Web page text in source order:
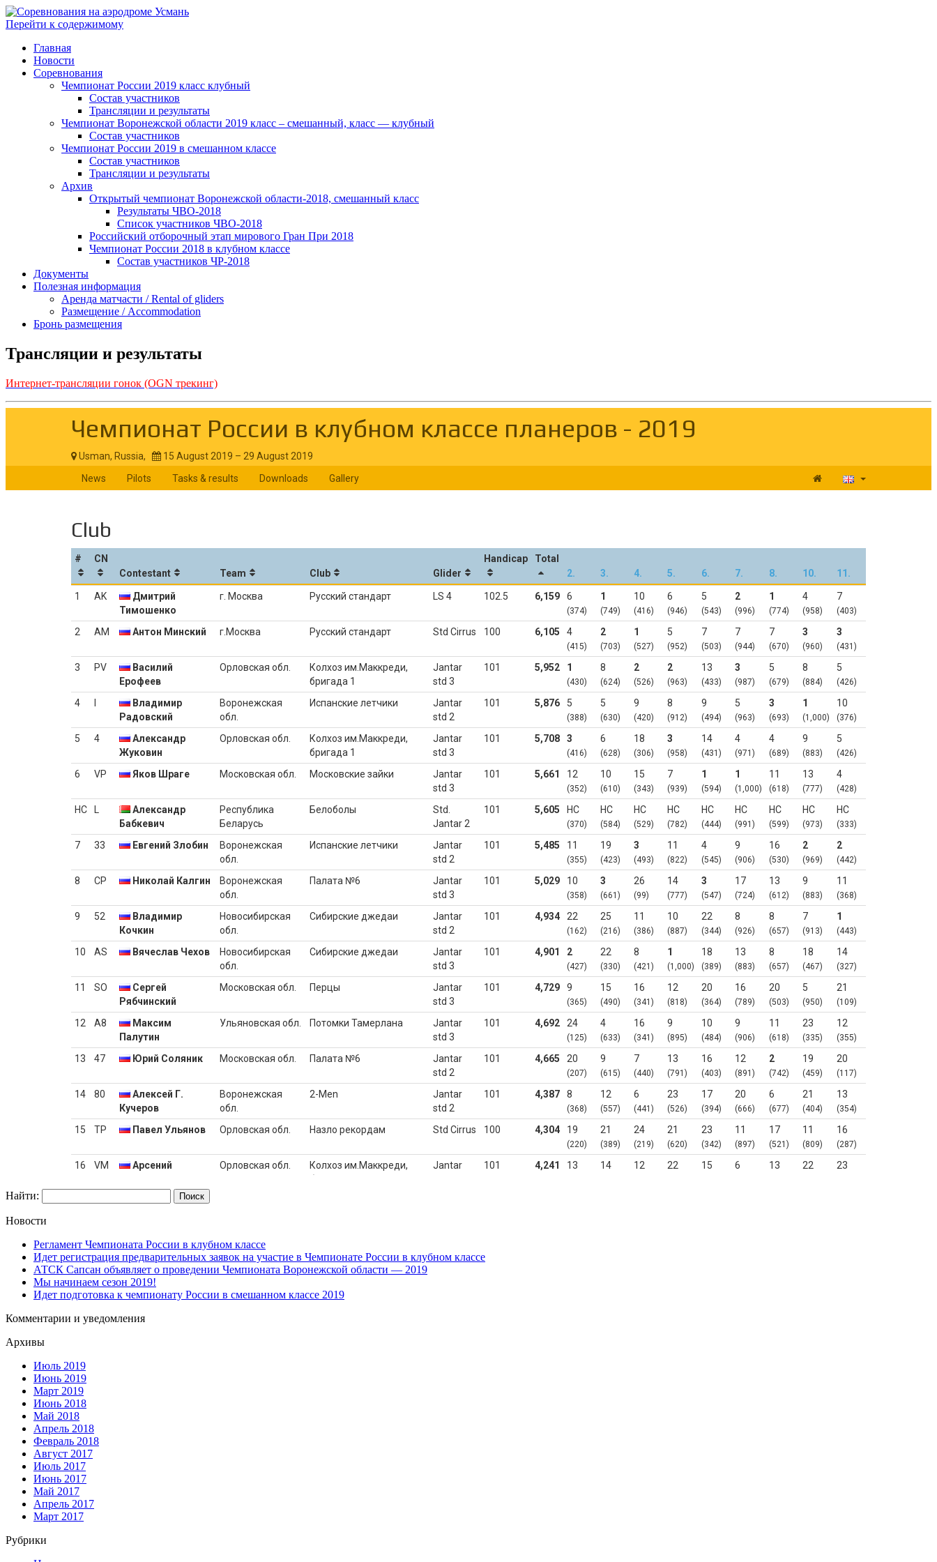
Перейти к содержимому
Главная
Новости
Соревнования
Чемпионат России 2019 класс клубный
Состав участников
Трансляции и результаты
Чемпионат Воронежской области 2019 класс – смешанный, класс — клубный
Состав участников
Чемпионат России 2019 в смешанном классе
Состав участников
Трансляции и результаты
Архив
Открытый чемпионат Воронежской области-2018, смешанный класс
Результаты ЧВО-2018
Список участников ЧВО-2018
Российский отборочный этап мирового Гран При 2018
Чемпионат России 2018 в клубном классе
Состав участников ЧР-2018
Документы
Полезная информация
Аренда матчасти / Rental of gliders
Размещение / Accommodation
Бронь размещения
Трансляции и результаты
Интернет-трансляции гонок (OGN трекинг)
Найти:
Новости
Регламент Чемпионата России в клубном классе
Идет регистрация предварительных заявок на участие в Чемпионате России в клубном классе
АТСК Сапсан объявляет о проведении Чемпионата Воронежской области — 2019
Мы начинаем сезон 2019!
Идет подготовка к чемпионату России в смешанном классе 2019
Комментарии и уведомления
Архивы
Июль 2019
Июнь 2019
Март 2019
Июнь 2018
Май 2018
Апрель 2018
Февраль 2018
Август 2017
Июль 2017
Июнь 2017
Май 2017
Апрель 2017
Март 2017
Рубрики